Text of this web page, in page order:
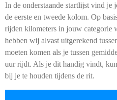
In de onderstaande startlijst vind je
de eerste en tweede kolom. Op
rijden kilometers in jouw categorie
hebben wij alvast uitgerekend
moeten komen als je tussen
uur rijdt. Als je dit handig vindt,
bij je te houden tijdens de rit.